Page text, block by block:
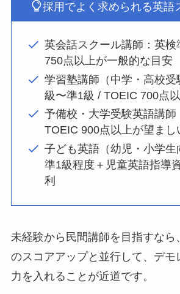
採用でよく求められる英語
英会話スクール講師：英検
750点以上が一般的な目安
学習塾講師（中学・高校受
級〜準1級 / TOEIC 700点
予備校・大学受験英語講師
TOEIC 900点以上が望まし
子ども英語（幼児・小学生
準1級程度＋児童英語指導
利
未経験から民間講師を目指すなら
のスコアアップと並行して、デモ
力を入れることが近道です。